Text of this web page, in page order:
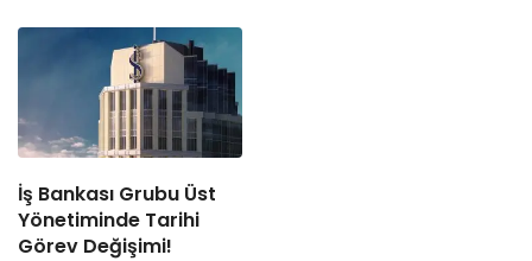
İş Bankası Grubu Üst
Yönetiminde Tarihi
Görev Değişimi!